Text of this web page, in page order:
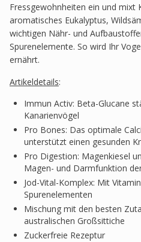
Fressgewohnheiten ein und mixt
aromatisches Eukalyptus,
wichtigen Nähr- und
Spurenelemente. So wird Ihr
ernährt.
Artikeldetails:
Immun Activ: Beta-Glucane
Kanarienvögel
Pro Bones: Das optimale
unterstützt einen gesunden
Pro Digestion: Magenkiesel
Magen- und Darmfunktion
Jod-Vital-Komplex: Mit
Spurenelementen
Mischung mit den besten
australischen Großsittiche
Zuckerfreie Rezeptur